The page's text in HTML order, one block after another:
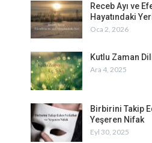
Receb Ayı ve
Hayatındaki
Oca 2, 2026
Kutlu Zaman
Ara 4, 2025
Birbirini Takip
Yeşeren Nifak
Eyl 30, 2025